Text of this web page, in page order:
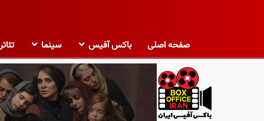
صفحه اصلی باکس آفیس سینما تئاتر